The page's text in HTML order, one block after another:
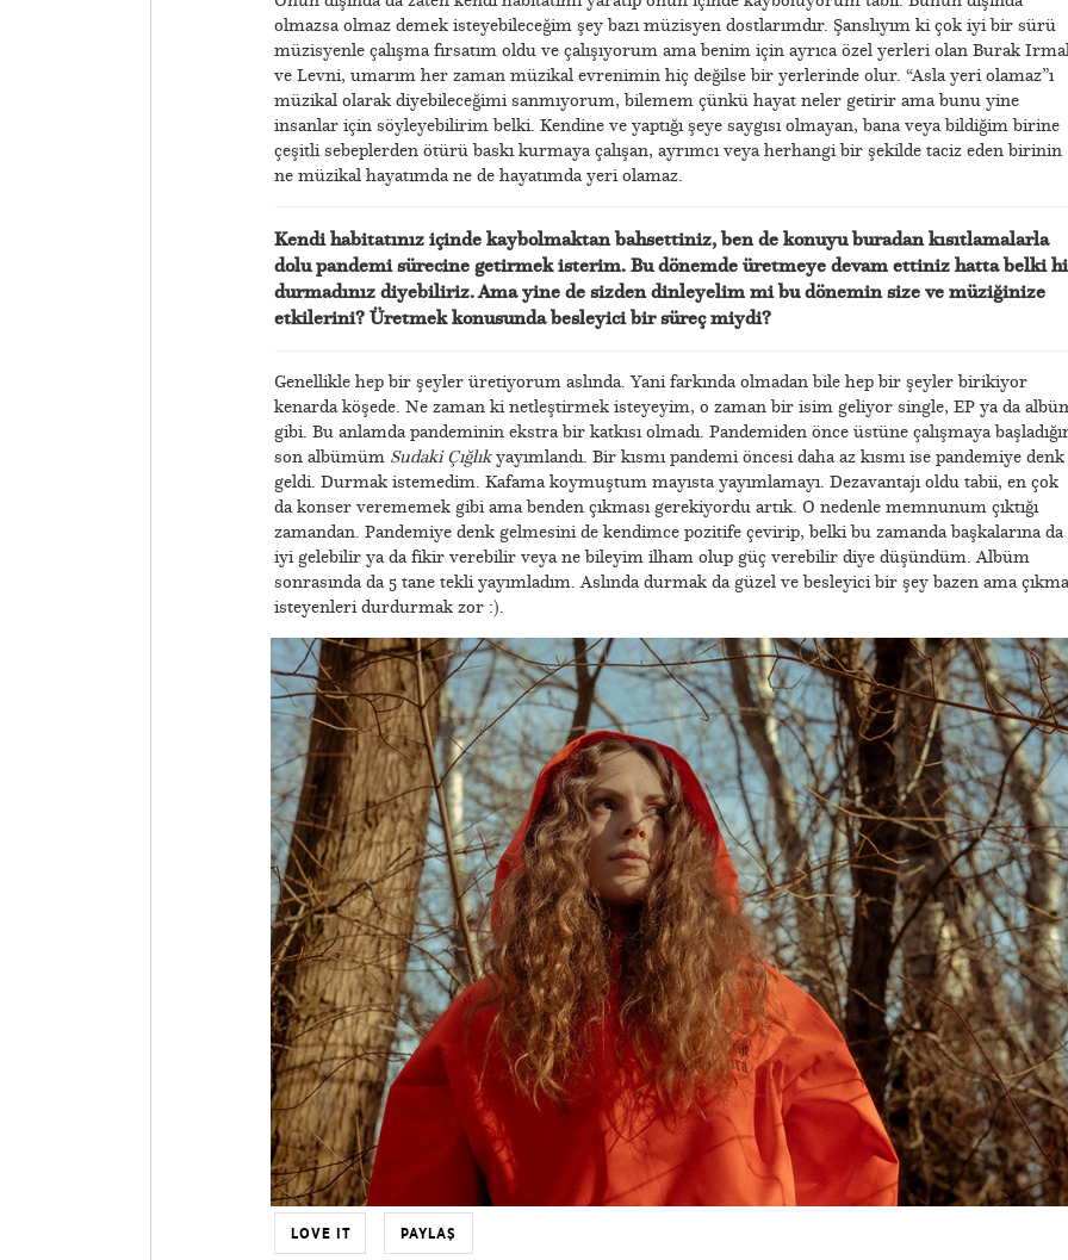
olmazsa olmaz demek isteyebileceğim şey bazı müzisyen dostlarımdır. Şanslıyım ki çok iyi bir sürü
müzisyenle çalışma fırsatım oldu ve çalışıyorum ama benim için ayrıca özel yerleri olan Burak
ve Levni, umarım her zaman müzikal evrenimin hiç değilse bir yerlerinde olur. “Asla yeri olamaz”ı
müzikal olarak diyebileceğimi sanmıyorum, bilemem çünkü hayat neler getirir ama bunu yine
insanlar için söyleyebilirim belki. Kendine ve yaptığı şeye saygısı olmayan, bana veya bildiğim birine
çeşitli sebeplerden ötürü baskı kurmaya çalışan, ayrımcı veya herhangi bir şekilde taciz eden birinin
ne müzikal hayatımda ne de hayatımda yeri olamaz.
Kendi habitatınız içinde kaybolmaktan bahsettiniz, ben de konuyu buradan kısıtlamalarla
dolu pandemi sürecine getirmek isterim. Bu dönemde üretmeye devam ettiniz hatta belki
durmadınız diyebiliriz. Ama yine de sizden dinleyelim mi bu dönemin size ve müziğinize
etkilerini? Üretmek konusunda besleyici bir süreç miydi?
Genellikle hep bir şeyler üretiyorum aslında. Yani farkında olmadan bile hep bir şeyler birikiyor
kenarda köşede. Ne zaman ki netleştirmek isteyeyim, o zaman bir isim geliyor single, EP ya da
gibi. Bu anlamda pandeminin ekstra bir katkısı olmadı. Pandemiden önce üstüne çalışmaya
son albümüm Sudaki Çığlıkyayımlandı. Bir kısmı pandemi öncesi daha az kısmı ise pandemiye denk
geldi. Durmak istemedim. Kafama koymuştum mayısta yayımlamayı. Dezavantajı oldu tabii, en çok
da konser verememek gibi ama benden çıkması gerekiyordu artık. O nedenle memnunum çıktığı
zamandan. Pandemiye denk gelmesini de kendimce pozitife çevirip, belki bu zamanda başkalarına da
iyi gelebilir ya da fikir verebilir veya ne bileyim ilham olup güç verebilir diye düşündüm. Albüm
sonrasında da 5 tane tekli yayımladım. Aslında durmak da güzel ve besleyici bir şey bazen ama
isteyenleri durdurmak zor :).
LOVE IT PAYLAŞ